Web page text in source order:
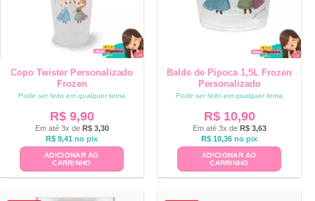
Copo Twister Personalizado
Frozen
Pode ser feito em qualquer tema
R$9,90
Em até 3x de R$3,30
R$ 9,41 no pix
ADICIONAR AO
CARRINHO
Balde de Pipoca 1,5L Frozen
Personalizado
Pode ser feito em qualquer tema
R$10,90
Em até 3x de R$3,63
R$ 10,36 no pix
ADICIONAR AO
CARRINHO